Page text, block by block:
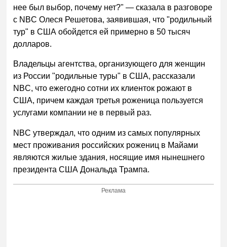
нее был выбор, почему нет?" — сказала в разговоре
с NBC Олеся Решетова, заявившая, что "родильный
тур" в США обойдется ей примерно в 50 тысяч
долларов.
Владельцы агентства, организующего для женщин
из России "родильные туры" в США, рассказали
NBC, что ежегодно сотни их клиенток рожают в
США, причем каждая третья роженица пользуется
услугами компании не в первый раз.
NBC утверждал, что одним из самых популярных
мест проживания российских рожениц в Майами
являются жилые здания, носящие имя нынешнего
президента США Дональда Трампа.
Реклама